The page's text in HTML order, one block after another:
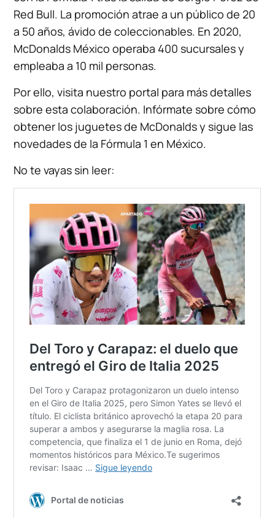
Red Bull. La promoción atrae a un público de 20
a 50 años, ávido de coleccionables. En 2020,
McDonalds México operaba 400 sucursales y
empleaba a 10 mil personas.
Por ello, visita nuestro portal para más detalles
sobre esta colaboración. Infórmate sobre cómo
obtener los juguetes de McDonalds y sigue las
novedades de la Fórmula 1 en México.
No te vayas sin leer: